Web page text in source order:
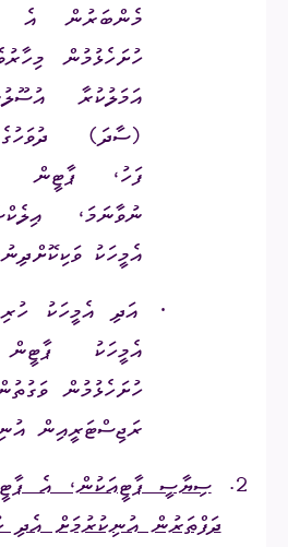
މެންބަރުން
އެ
ހުށަހެޅުމުން
އަމަލުކުރާ
(ސާދަ)
ފަހު، ޕާޓީން
ނުވާނަމަ،
އެމީހަކު
· އަދި އެމީހަކު
އެމީހަކު
ހުށަހެޅުމުން
ރަޖިސްޓަރީއިން
2.
ސިޔާސީ ޕާޓީއަކުން، އެ
ދަފްތަރުން އުނިކުރުމަށް އެދި